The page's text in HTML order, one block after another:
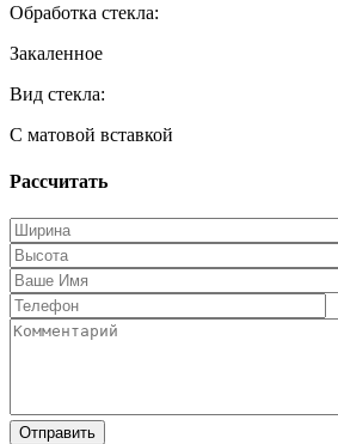
Обработка стекла:
Закаленное
Вид стекла:
С матовой вставкой
Рассчитать